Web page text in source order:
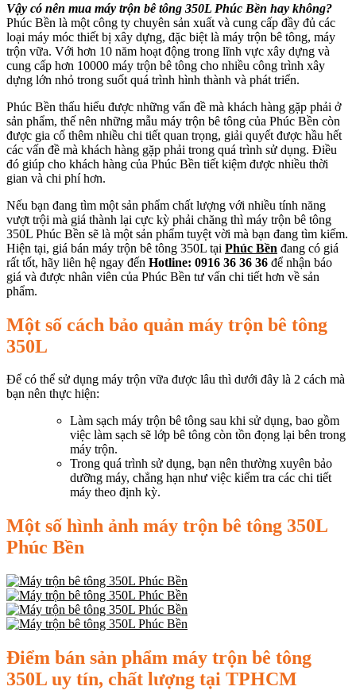
Vậy có nên mua máy trộn bê tông 350L Phúc Bền hay không?
Phúc Bền là một công ty chuyên sản xuất và cung cấp đầy đủ các
loại máy móc thiết bị xây dựng, đặc biệt là máy trộn bê tông, máy
trộn vữa. Với hơn 10 năm hoạt động trong lĩnh vực xây dựng và
cung cấp hơn 10000 máy trộn bê tông cho nhiều công trình xây
dựng lớn nhỏ trong suốt quá trình hình thành và phát triển.
Phúc Bền thấu hiểu được những vấn đề mà khách hàng gặp phải ở
sản phẩm, thế nên những mẫu máy trộn bê tông của Phúc Bền còn
được gia cố thêm nhiều chi tiết quan trọng, giải quyết được hầu hết
các vấn đề mà khách hàng gặp phải trong quá trình sử dụng. Điều
đó giúp cho khách hàng của Phúc Bền tiết kiệm được nhiều thời
gian và chi phí hơn.
Nếu bạn đang tìm một sản phẩm chất lượng với nhiều tính năng
vượt trội mà giá thành lại cực kỳ phải chăng thì máy trộn bê tông
350L Phúc Bền sẽ là một sản phẩm tuyệt vời mà bạn đang tìm kiếm.
Hiện tại, giá bán máy trộn bê tông 350L tại Phúc Bền đang có giá
rất tốt, hãy liên hệ ngay đến Hotline: 0916 36 36 36 để nhận báo
giá và được nhân viên của Phúc Bền tư vấn chi tiết hơn về sản
phẩm.
Một số cách bảo quản máy trộn bê tông
350L
Để có thể sử dụng máy trộn vữa được lâu thì dưới đây là 2 cách mà
bạn nên thực hiện:
Làm sạch máy trộn bê tông sau khi sử dụng, bao gồm
việc làm sạch sẽ lớp bê tông còn tồn đọng lại bên trong
máy trộn.
Trong quá trình sử dụng, bạn nên thường xuyên bảo
dưỡng máy, chẳng hạn như việc kiểm tra các chi tiết
máy theo định kỳ.
Một số hình ảnh máy trộn bê tông 350L
Phúc Bền
Điểm bán sản phẩm máy trộn bê tông
350L uy tín, chất lượng tại TPHCM